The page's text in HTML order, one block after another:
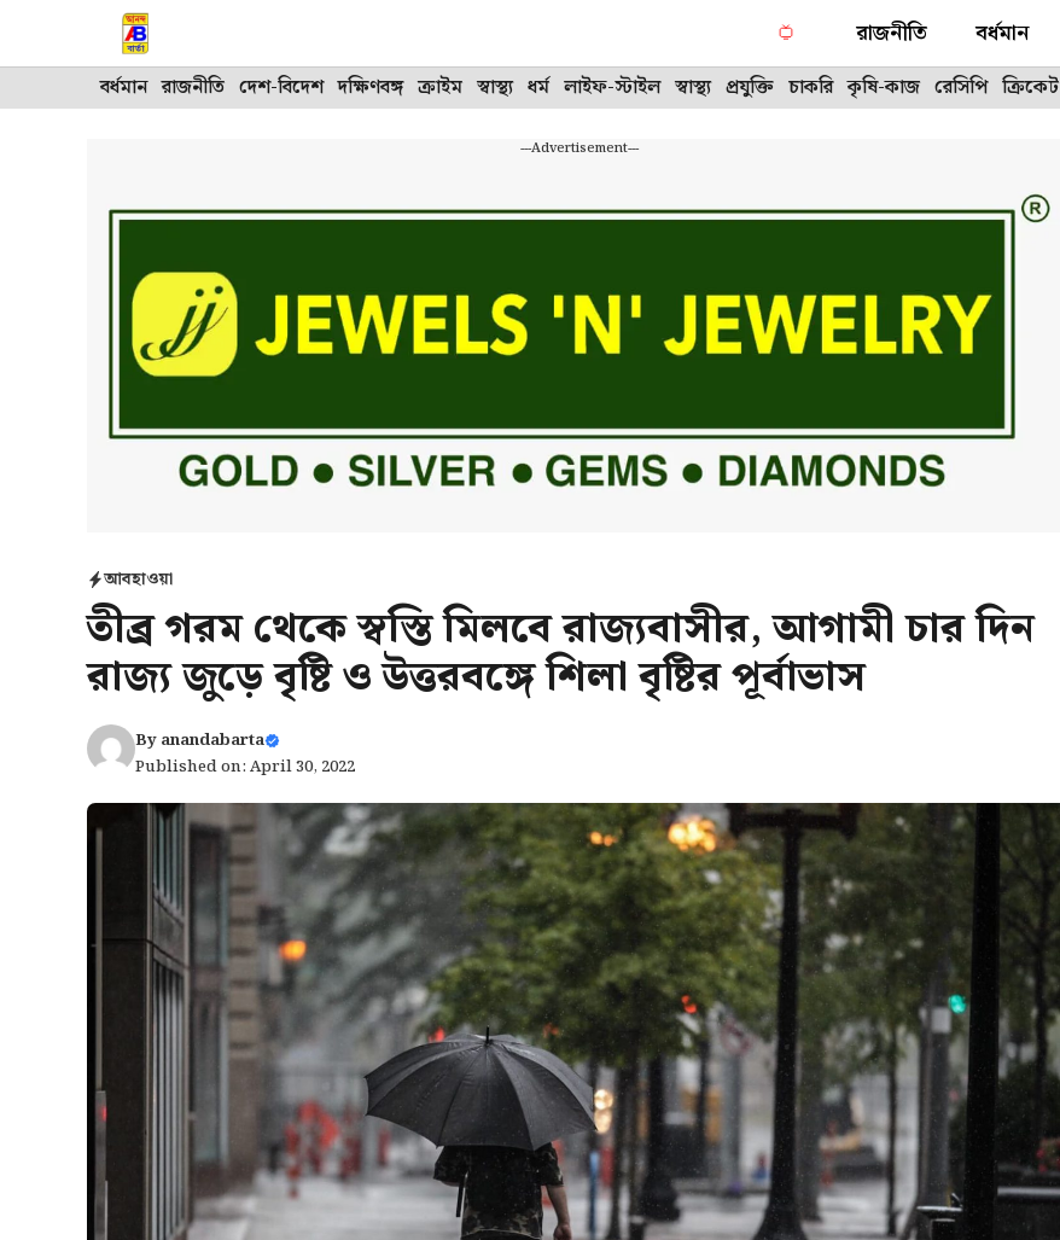
রাজনীতি বর্ধমান
বর্ধমান রাজনীতি দেশ-বিদেশ দক্ষিণবঙ্গ ক্রাইম স্বাস্থ্য ধর্ম লাইফ-স্টাইল স্বাস্থ্য প্রযুক্তি চাকরি কৃষি-কাজ রেসিপি ক্রিকেট
---Advertisement---
আবহাওয়া
তীব্র গরম থেকে স্বস্তি মিলবে রাজ্যবাসীর, আগামী চার দিন
রাজ্য জুড়ে বৃষ্টি ও উত্তরবঙ্গে শিলা বৃষ্টির পূর্বাভাস
Byanandabarta
Published on: April 30, 2022